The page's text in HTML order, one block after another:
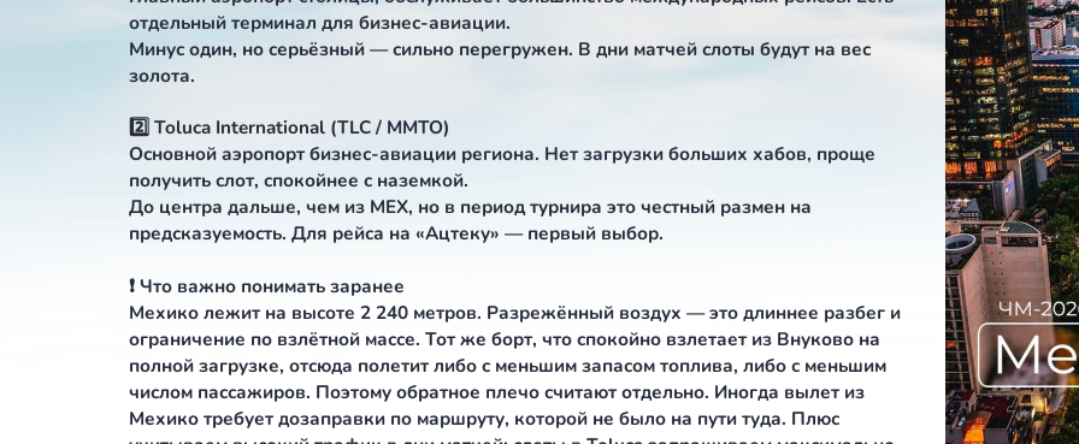
решение, от которого зависит весь день.
1️⃣ Mexico City International (MEX / MMMX)
Главный аэропорт столицы, обслуживает большинство международных рейсов. Есть
отдельный терминал для бизнес-авиации.
Минус один, но серьёзный — сильно перегружен. В дни матчей слоты будут на вес
золота.
Основной аэропорт бизнес-авиации региона. Нет загрузки больших хабов, проще
получить слот, спокойнее с наземкой.
До центра дальше, чем из MEX, но в период турнира это честный размен на
предсказуемость. Для рейса на «Ацтеку» — первый выбор.